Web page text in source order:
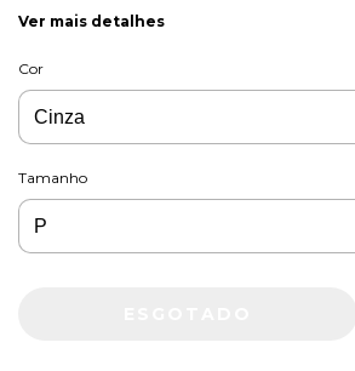
Ver mais detalhes
Cor
Tamanho